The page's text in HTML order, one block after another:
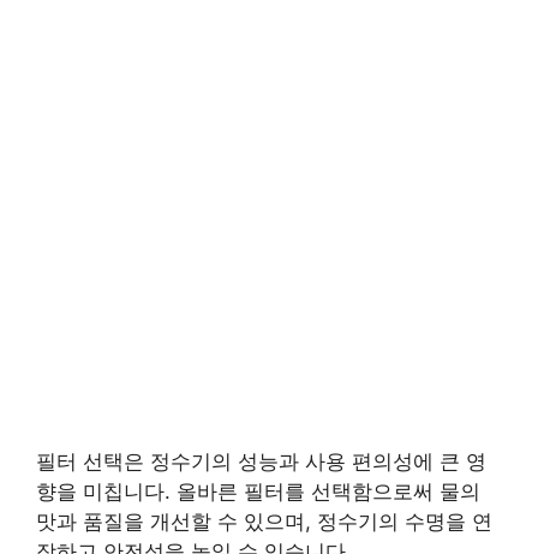
필터 선택은 정수기의 성능과 사용 편의성에 큰 영
향을 미칩니다. 올바른 필터를 선택함으로써 물의
맛과 품질을 개선할 수 있으며, 정수기의 수명을 연